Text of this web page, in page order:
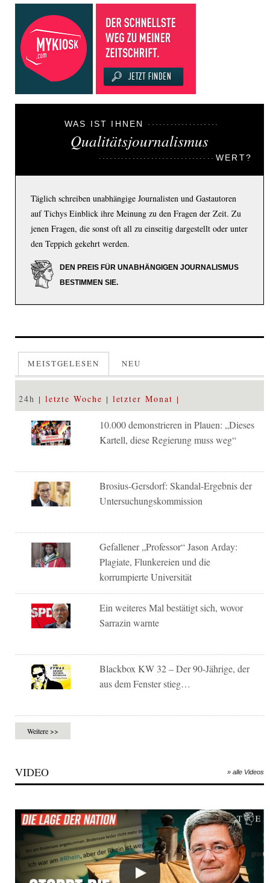
WAS IST IHNEN
Qualitätsjournalismus
WERT?
Täglich schreiben unabhängige Journalisten und Gastautoren
auf Tichys Einblick ihre Meinung zu den Fragen der Zeit. Zu
jenen Fragen, die sonst oft all zu einseitig dargestellt oder unter
den Teppich gekehrt werden.
DEN PREIS FÜR UNABHÄNGIGEN JOURNALISMUS
BESTIMMEN SIE.
MEISTGELESEN NEU
24h letzte Woche letzter Monat
10.000 demonstrieren in Plauen: „Dieses
Kartell, diese Regierung muss weg“
Brosius-Gersdorf: Skandal-Ergebnis der
Untersuchungskommission
Gefallener „Professor“ Jason Arday:
Plagiate, Flunkereien und die
korrumpierte Universität
Ein weiteres Mal bestätigt sich, wovor
Sarrazin warnte
Blackbox KW 32 – Der 90-Jährige, der
aus dem Fenster stieg…
Weitere >>
VIDEO » alle Videos